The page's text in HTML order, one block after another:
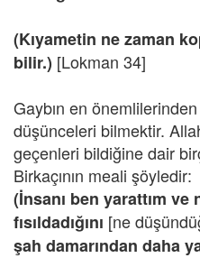
(Kıyametin ne zaman
bilir.) [Lokman 34]
Gaybın en
düşünceleri bilmektir.
geçenleri bildiğine dair
Birkaçının meali şöyledir:
(İnsanı ben yarattım
fısıldadığını [ne
şah damarından daha